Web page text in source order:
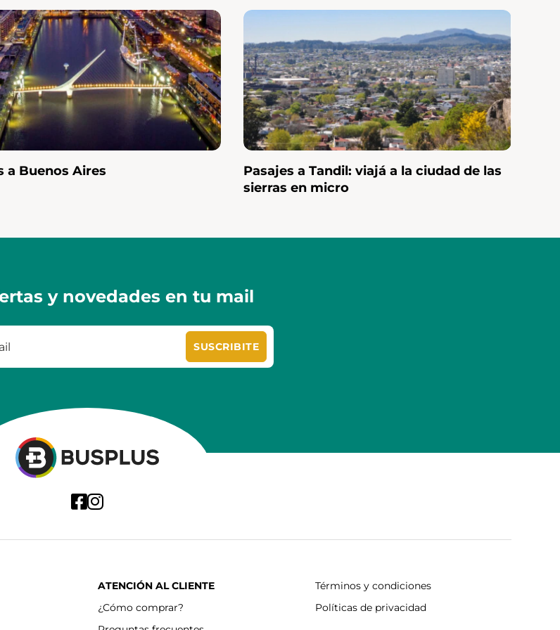
Airesy viví todo lo que tiene para dar la
a Buenos Aires
Pasajes a Tandil: viajá a la ciudad de las
sierras en micro
y novedades en tu mail
SUSCRIBITE
ATENCIÓN AL CLIENTE
¿Cómo comprar?
Términos y condiciones
Políticas de privacidad